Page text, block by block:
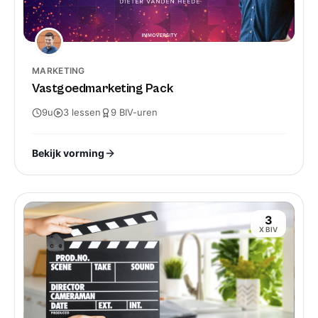
sympathiek en motiverend telefoongesprek
van deze namiddag!
Charlotte Block
Deze opleidingen zorgen voor een enorme
zelfvertrouwen met als resultaat enkel
maar succes.
Martine Van Houts
zo leerrijk !! en in volle ambiance. dank je
wel.
MARKETING
Vastgoedmarketing Pack
9u 3 lessen 9 BIV-uren
Bekijk vorming
3
X BIV